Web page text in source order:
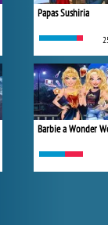
Papas Sushiria